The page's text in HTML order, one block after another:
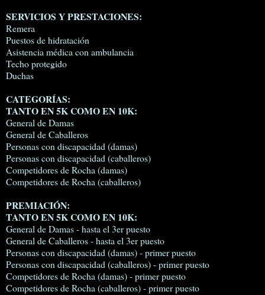
SERVICIOS Y PRESTACIONES:
Remera
Puestos de hidratación
Asistencia médica con ambulancia
Techo protegido
Duchas
CATEGORÍAS:
TANTO EN 5K COMO EN 10K:
General de Damas
General de Caballeros
Personas con discapacidad (damas)
Personas con discapacidad (caballeros)
Competidores de Rocha (damas)
Competidores de Rocha (caballeros)
PREMIACIÓN:
TANTO EN 5K COMO EN 10K:
General de Damas - hasta el 3er puesto
General de Caballeros - hasta el 3er puesto
Personas con discapacidad (damas) - primer puesto
Personas con discapacidad (caballeros) - primer puesto
Competidores de Rocha (damas) - primer puesto
Competidores de Rocha (caballeros) - primer puesto